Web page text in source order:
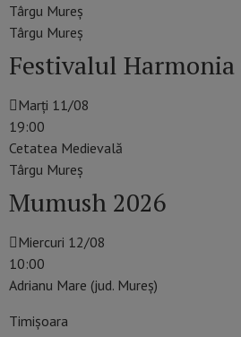
Târgu Mureș
Târgu Mureş
Festivalul Harmonia
Marți 11/08
19:00
Cetatea Medievală
Târgu Mureş
Mumush 2026
Miercuri 12/08
10:00
Adrianu Mare (jud. Mureș)
Timişoara